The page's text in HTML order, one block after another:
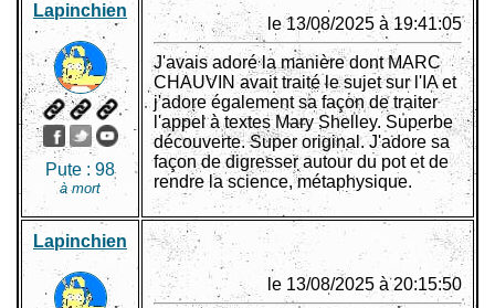
Lapinchien
Pute : 98
à mort
le 13/08/2025 à 19:41:05
J'avais adoré la manière dont MARC
CHAUVIN avait traité le sujet sur l'IA et
j'adore également sa façon de traiter
l'appel à textes Mary Shelley. Superbe
découverte. Super original. J'adore sa
façon de digresser autour du pot et de
rendre la science, métaphysique.
Lapinchien
le 13/08/2025 à 20:15:50